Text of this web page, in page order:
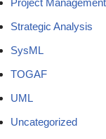
Project Management
Strategic Analysis
SysML
TOGAF
UML
Uncategorized